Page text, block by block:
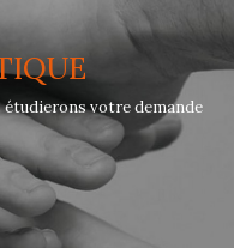
votre demande